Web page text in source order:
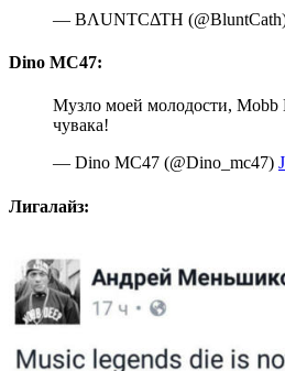
— ΒΛUΝΤCΔΤΗ
Dino MC47:
Музло моей молодости, Mobb
чувака!
— Dino MC47 (@Dino_mc47)
Лигалайз: